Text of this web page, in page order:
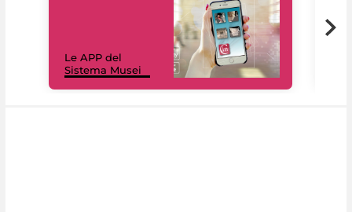
Le APP del
Sistema Musei